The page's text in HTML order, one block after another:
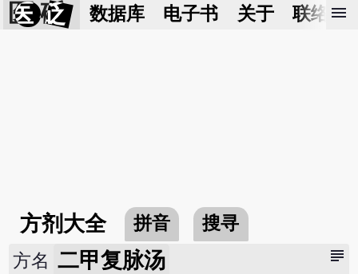
医 砭 数据库 电子书 关于 联络我
menu
方剂大全 拼音 搜寻
subject
方名 二甲复脉汤